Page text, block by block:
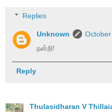
Replies
Unknown
நன்றி!
Reply
Thulasidharan V